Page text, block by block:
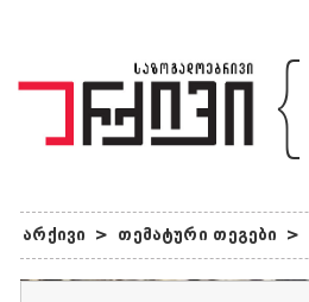
{
არქივი > თემატური თეგები >